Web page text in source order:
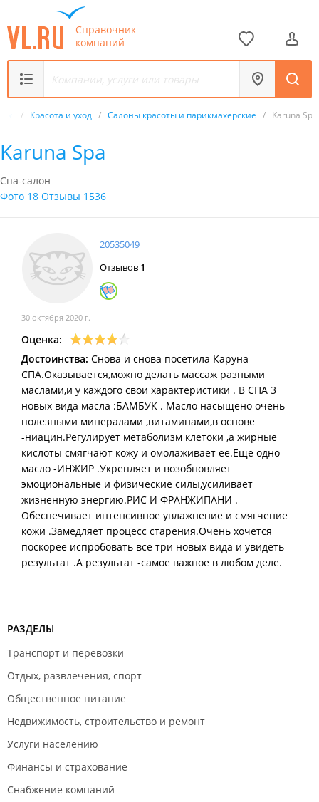
Справочник
компаний
/ Красота и уход / Салоны красоты и парикмахерские / Karuna Spa
Karuna Spa
Спа-салон
Фото 18 Отзывы 1536
20535049
Отзывов 1
30 октября 2020 г.
Оценка:
Достоинства: Снова и снова посетила Каруна
СПА.Оказывается,можно делать массаж разными
маслами,и у каждого свои характеристики . В СПА 3
новых вида масла :БАМБУК . Масло насыщено очень
полезными минералами ,витаминами,в основе
-ниацин.Регулирует метаболизм клетоки ,а жирные
кислоты смягчают кожу и омолаживает ее.Еще одно
масло -ИНЖИР .Укрепляет и возобновляет
эмоциональные и физические силы,усиливает
жизненную энергию.РИС И ФРАНЖИПАНИ .
Обеспечивает интенсивное увлажнение и смягчение
кожи .Замедляет процесс старения.Очень хочется
поскорее испробовать все три новых вида и увидеть
результат .А результат -самое важное в любом деле.
РАЗДЕЛЫ
Транспорт и перевозки
Отдых, развлечения, спорт
Общественное питание
Недвижимость, строительство и ремонт
Услуги населению
Финансы и страхование
Снабжение компаний